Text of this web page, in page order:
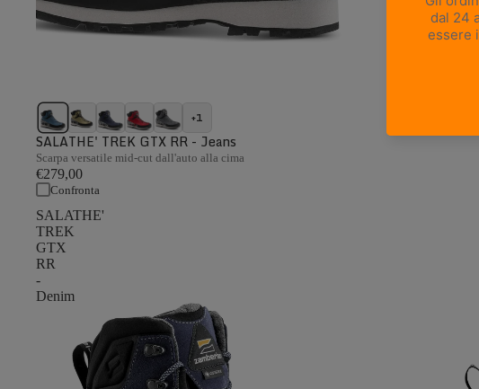
+1
SALATHE' TREK GTX RR - Jeans
Scarpa versatile mid-cut dall'auto alla cima
€279,00
Confronta
SALATHE'
TREK
GTX
RR
-
Denim